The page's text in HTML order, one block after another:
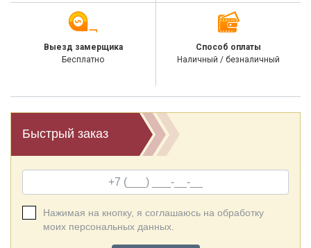
Выезд замерщика
Бесплатно
Способ оплаты
Наличный / безналичный
Быстрый заказ
Нажимая на кнопку, я соглашаюсь на обработку
моих персональных данных.